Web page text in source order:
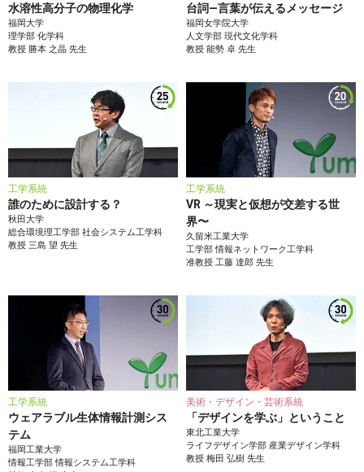
水溶性高分子の物理化学
福岡大学
理学部 化学科
教授 勝本 之晶先生
台詞—言葉が伝えるメッセージ
福岡女学院大学
人文学部 現代文化学科
教授 能勢 卓 先生
工学系統
誰のために設計する？
秋田大学
総合環境理工学部 社会システム工学科
教授 三島 望 先生
工学系統
VR ～現実と仮想が交差する世
界〜
久留米工業大学
工学部 情報ネットワーク工学科
准教授 工藤 達郎 先生
工学系統
ウェアラブル生体情報計測シス
テム
福岡工業大学
情報工学部 情報システム工学科
美術・デザイン・芸術系統
「デザインを学ぶ」ということ
東北工業大学
ライフデザイン学部 産業デザイン学科
教授 梅田 弘樹 先生